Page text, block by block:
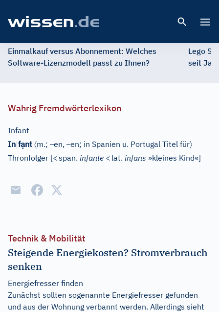
Einmalkauf versus Abonnement: Welches
Software-Lizenzmodell passt zu Ihnen?
Lego
seit
Wahrig Fremdwörterlexikon
Infant
In|fạnt 〈m.;–en,–en; in Spanien u. Portugal Titel für〉
Thronfolger [<span. infante < lat. infans »kleines Kind«]
Technik & Mobilität
Steigende Energiekosten? Stromverbrauch
senken
Energiefresser finden
Zunächst sollten sogenannte Energiefresser gefunden
und aus der Wohnung verbannt werden. Allerdings sieht